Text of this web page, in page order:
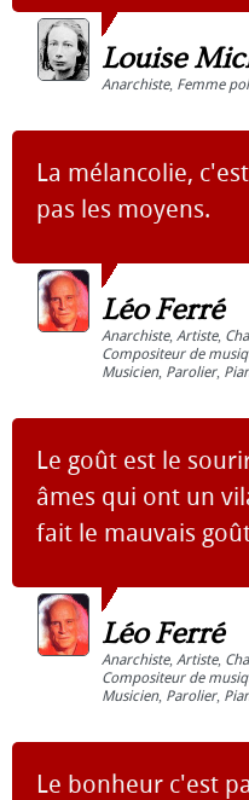
Louise
Anarchiste, Femme
La mélancolie,
pas les moyens.
Léo Ferré
Anarchiste, Artiste,
Compositeur de
Musicien, Parolier,
Le goût est le
âmes qui ont un
fait le mauvais
Léo Ferré
Anarchiste, Artiste,
Compositeur de
Musicien, Parolier,
Le bonheur c'est